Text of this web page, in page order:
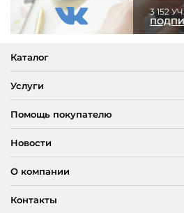
3 152
Каталог
Услуги
Помощь покупателю
Новости
О компании
Контакты